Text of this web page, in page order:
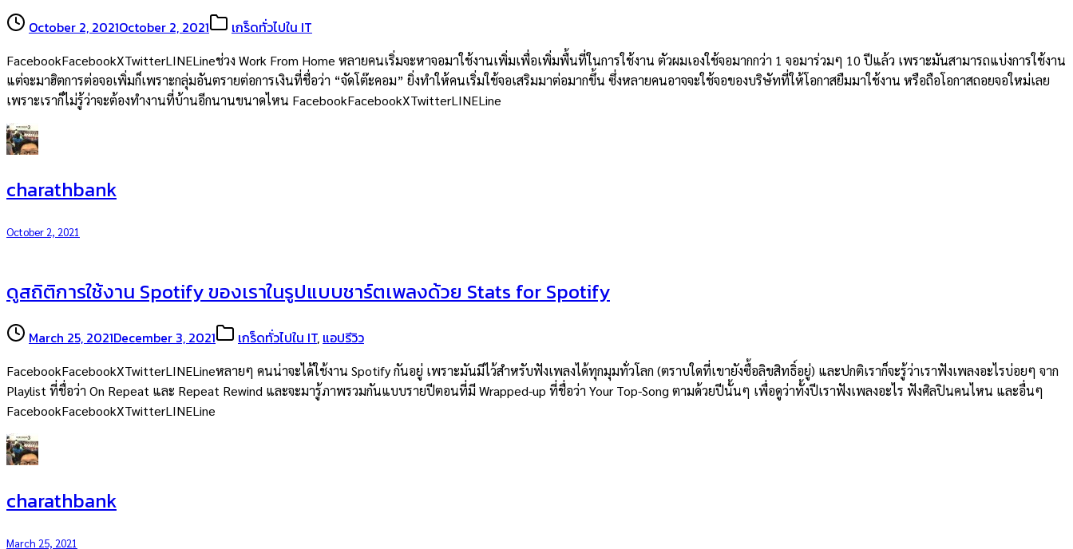
October 2, 2021October 2, 2021 เกร็ดทั่วไปใน IT
FacebookFacebookXTwitterLINELineช่วง Work From Home หลายคนเริ่มจะหาจอมาใช้งานเพิ่มเพื่อเพิ่มพื้นที่ในการใช้งาน ตัวผมเองใช้จอมากกว่า 1 จอมาร่วมๆ 10 ปีแล้ว เพราะมันสามารถแบ่งการใช้งาน
แต่จะมาฮิตการต่อจอเพิ่มก็เพราะกลุ่มอันตรายต่อการเงินที่ชื่อว่า “จัดโต๊ะคอม” ยิ่งทำให้คนเริ่มใช้จอเสริมมาต่อมากขึ้น ซึ่งหลายคนอาจจะใช้จอของบริษัทที่ให้โอกาสยืมมาใช้งาน หรือถือโอกาสถอยจอใหม่เลย
เพราะเราก็ไม่รู้ว่าจะต้องทำงานที่บ้านอีกนานขนาดไหน FacebookFacebookXTwitterLINELine
charathbank
October 2, 2021
ดูสถิติการใช้งาน Spotify ของเราในรูปแบบชาร์ตเพลงด้วย Stats for Spotify
March 25, 2021December 3, 2021 เกร็ดทั่วไปใน IT, แอปรีวิว
FacebookFacebookXTwitterLINELineหลายๆ คนน่าจะได้ใช้งาน Spotify กันอยู่ เพราะมันมีไว้สำหรับฟังเพลงได้ทุกมุมทั่วโลก (ตราบใดที่เขายังซื้อลิขสิทธิ์อยู่) และปกติเราก็จะรู้ว่าเราฟังเพลงอะไรบ่อยๆ จาก
Playlist ที่ชื่อว่า On Repeat และ Repeat Rewind และจะมารู้ภาพรวมกันแบบรายปีตอนที่มี Wrapped-up ที่ชื่อว่า Your Top-Song ตามด้วยปีนั้นๆ เพื่อดูว่าทั้งปีเราฟังเพลงอะไร ฟังศิลปินคนไหน และอื่นๆ
FacebookFacebookXTwitterLINELine
charathbank
March 25, 2021